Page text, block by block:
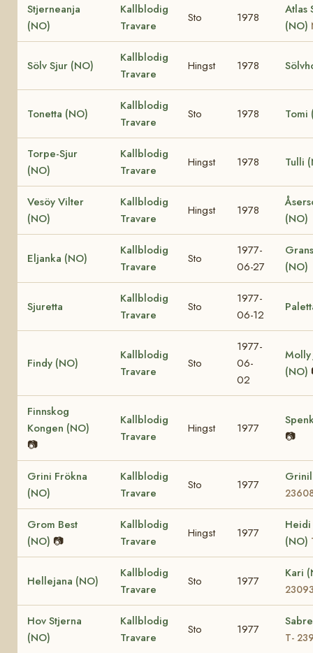
Stjerneanja
(NO)
Kallblodig
Travare
Sto 1978
Atlas
(NO)
Sölv Sjur (NO)
Kallblodig
Travare
Hingst 1978
Tonetta (NO)
Kallblodig
Travare
Sto 1978 Tomi
Torpe-Sjur
(NO)
Kallblodig
Travare
Hingst 1978 Tulli
Vesöy Vilter
(NO)
Kallblodig
Travare
Hingst 1978
(NO)
Eljanka (NO)
Kallblodig
Travare
Sto
1977-
06-27
(NO)
Sjuretta
Kallblodig
Travare
Sto
1977-
06-12
Findy (NO)
Kallblodig
Travare
Sto
1977-
06-
02
Molly
(NO)
Finnskog
Kongen (NO)
📷
Kallblodig
Travare
Hingst 1977
📷
Grini Frökna
(NO)
Kallblodig
Travare
Sto 1977
Grom Best
(NO) 📷
Kallblodig
Travare
Hingst 1977
Heidi
(NO)
Hellejana (NO)
Kallblodig
Travare
Sto 1977
Kari
Hov Stjerna
(NO)
Kallblodig
Travare
Sto 1977
T-